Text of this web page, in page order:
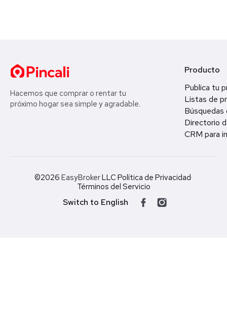
Hacemos que comprar o rentar tu
próximo hogar sea simple y agradable.
Producto
Publica tu
Listas de
Búsquedas
Directorio
CRM para
©2026 EasyBrokerLLC·Política de Privacidad·
Términos del Servicio
Switch to English